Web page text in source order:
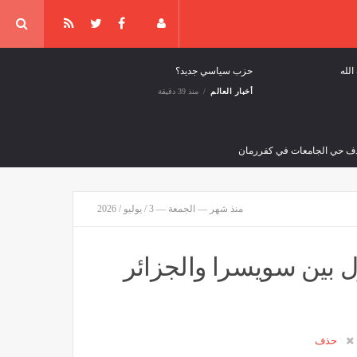
حزب سياسي جديد؟
أخبار العالم منذ 39 دقيقة
منذ شهر — الجمعة — 3 / يوليو / 2026
الاول بين سويسرا والجزائر
حذف